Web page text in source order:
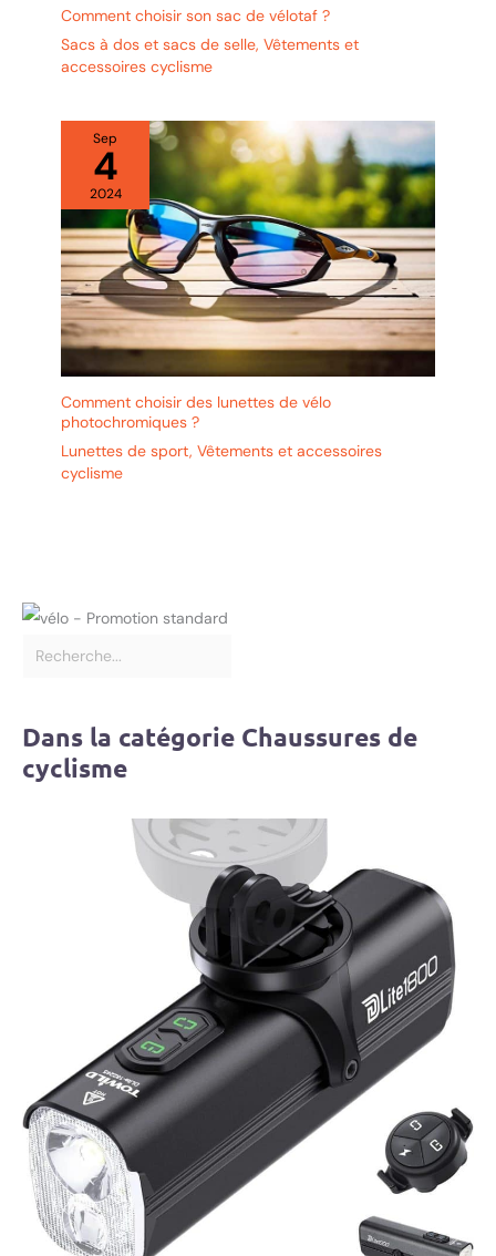
Comment choisir son sac de vélotaf ?
Sacs à dos et sacs de selle, Vêtements et
accessoires cyclisme
Sep
4
2024
Comment choisir des lunettes de vélo
photochromiques ?
Lunettes de sport, Vêtements et accessoires
cyclisme
Dans la catégorie Chaussures de
cyclisme